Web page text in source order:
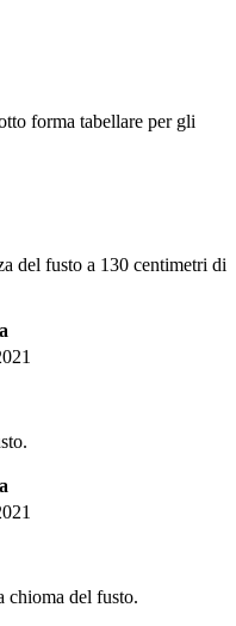
forma tabellare per gli
del fusto a 130 centimetri di
chioma del fusto.